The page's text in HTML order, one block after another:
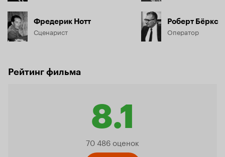
Фредерик Нотт
Сценарист
Роберт Бёркс
Оператор
Рейтинг фильма
8.1
Рейтинг
70 486 оценок